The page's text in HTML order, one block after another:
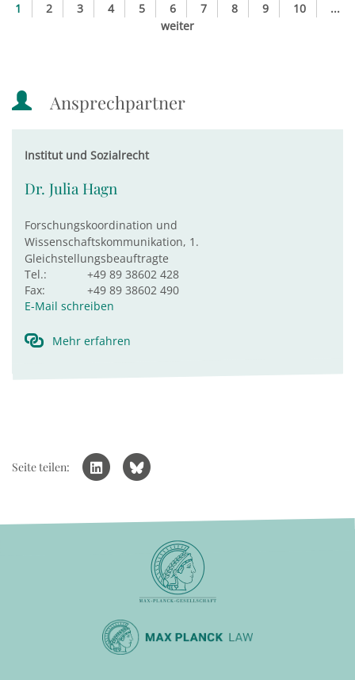
1 2 3 4 5 6 7 8 9 10
...
weiter
Ansprechpartner
Institut und Sozialrecht
Dr. Julia Hagn
Forschungskoordination und
Wissenschaftskommunikation, 1.
Gleichstellungsbeauftragte
Tel.:
+49 89 38602 428
Fax:
+49 89 38602 490
E-Mail schreiben
Mehr erfahren
Seite teilen: